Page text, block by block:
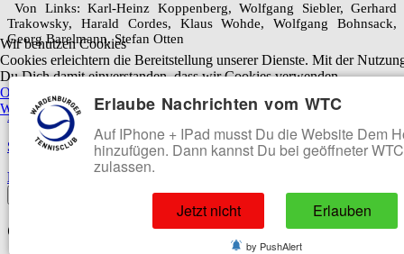
Von Links: Karl-Heinz Koppenberg, Wolfgang Siebler, Gerhard
Trakowsky, Harald Cordes, Klaus Wohde, Wolfgang Bohnsack,
Georg Barelmann, Stefan Otten
Platzhalter
Impressum
Sitemap
Datenschutzerklärung
Offcanvas-Menü
Wir benutzen Cookies
Cookies erleichtern die Bereitstellung unserer Dienste. Mit der
Du Dich damit einverstanden, dass wir Cookies verwenden.
OK
Ablehnen
Weitere Informationen|Impressum
Erlaube Nachrichten vom WTC
Auf IPhone + IPad musst Du die Website Dem
hinzufügen. Dann kannst Du bei geöffneter
zulassen.
Jetzt nicht Erlauben
by PushAlert